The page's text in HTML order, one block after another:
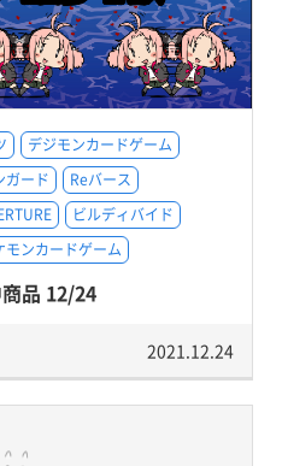
デジモンカードゲーム
ガード
Reバース
ビルディバイド
モンカードゲーム
商品 12/24
2021.12.24